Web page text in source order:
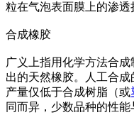
粒在气泡表面膜上的渗透
合成橡胶
广义上指用化学方法合
出的天然橡胶。人工合成
产量仅低于合成树脂（或
同而异，少数品种的性能